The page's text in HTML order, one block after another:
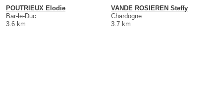
POUTRIEUX Elodie
Bar-le-Duc
3.6 km
VANDE ROSIEREN Steffy
Chardogne
3.7 km